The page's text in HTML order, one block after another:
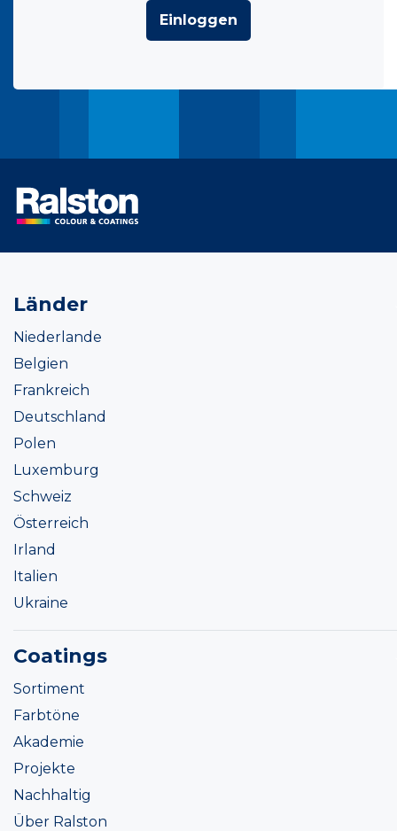
Einloggen
Länder
Niederlande
Belgien
Frankreich
Deutschland
Polen
Luxemburg
Schweiz
Österreich
Irland
Italien
Ukraine
Coatings
Sortiment
Farbtöne
Akademie
Projekte
Nachhaltig
Über Ralston